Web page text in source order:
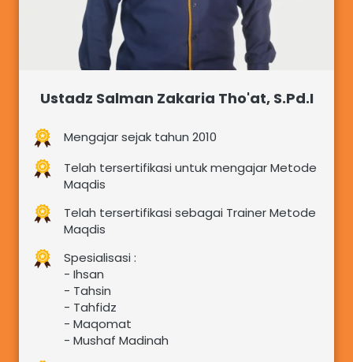
Ustadz Salman Zakaria Tho'at, S.Pd.I
Mengajar sejak tahun 2010
Telah tersertifikasi untuk mengajar Metode
Maqdis
Telah tersertifikasi sebagai Trainer Metode
Maqdis
Spesialisasi :
- Ihsan
- Tahsin
- Tahfidz
- Maqomat
- Mushaf Madinah